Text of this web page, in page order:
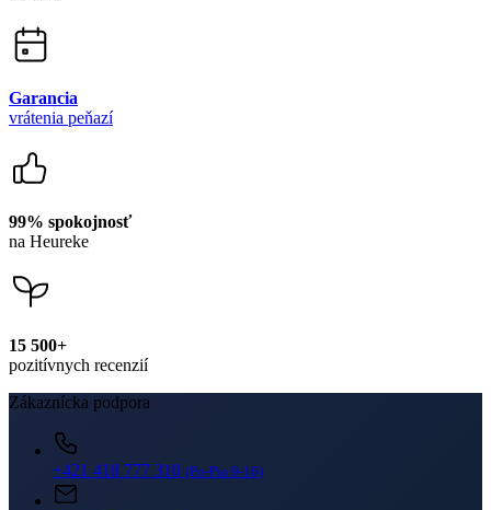
Garancia
vrátenia peňazí
99% spokojnosť
na Heureke
15 500+
pozitívnych recenzií
Zákaznícka podpora
+421 418 777 310 (Po-Pia 9-16)